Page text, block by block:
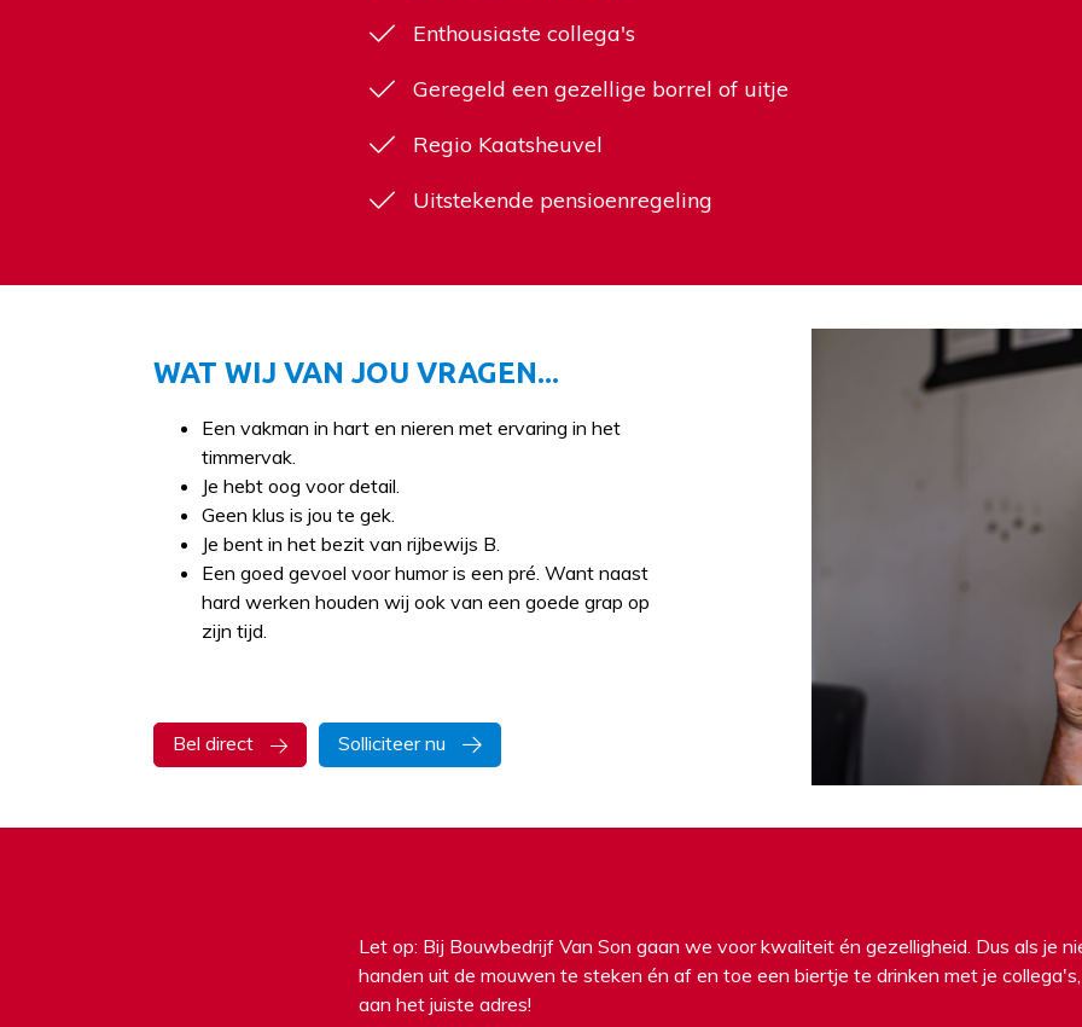
Enthousiaste collega's
Geregeld een gezellige borrel of uitje
Regio Kaatsheuvel
Uitstekende pensioenregeling
WAT WIJ VAN JOU VRAGEN...
Een vakman in hart en nieren met ervaring in het
timmervak.
Je hebt oog voor detail.
Geen klus is jou te gek.
Je bent in het bezit van rijbewijs B.
Een goed gevoel voor humor is een pré. Want naast
hard werken houden wij ook van een goede grap op
zijn tijd.
Bel direct Solliciteer nu
Let op: Bij Bouwbedrijf Van Son gaan we voor kwaliteit én gezelligheid. Dus als je
handen uit de mouwen te steken én af en toe een biertje te drinken met je
aan het juiste adres!